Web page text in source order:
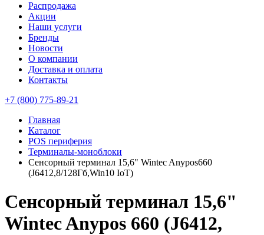
Распродажа
Акции
Наши услуги
Бренды
Новости
О компании
Доставка и оплата
Контакты
+7 (800) 775-89-21
Главная
Каталог
POS периферия
Терминалы-моноблоки
Сенсорный терминал 15,6" Wintec Anypos660
(J6412,8/128Гб,Win10 IoT)
Сенсорный терминал 15,6"
Wintec Anypos 660 (J6412,